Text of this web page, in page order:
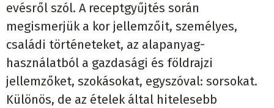
evésről szól. A receptgyűjtés során
megismerjük a kor jellemzőit, személyes,
családi történeteket, az alapanyag-
használatból a gazdasági és földrajzi
jellemzőket, szokásokat, egyszóval: sorsokat.
Különös, de az ételek által hitelesebb